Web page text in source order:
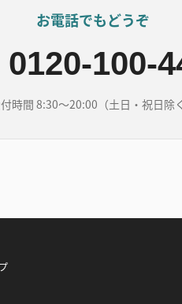
お電話でもどうぞ
0120-100-
時間 8:30～20:00（土日・祝日除く